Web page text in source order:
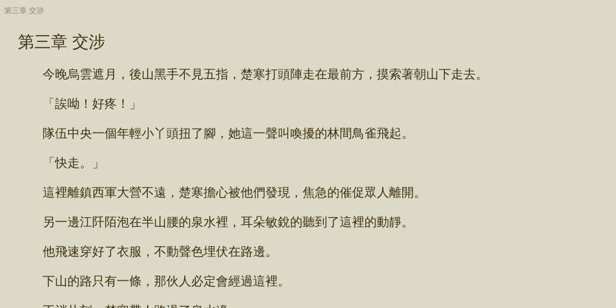
第三章 交涉
第三章 交涉
今晚烏雲遮月，後山黑手不見五指，楚寒打頭陣走在最前方，摸索著朝山下走去。
「誒呦！好疼！」
隊伍中央一個年輕小丫頭扭了腳，她這一聲叫喚擾的林間鳥雀飛起。
「快走。」
這裡離鎮西軍大營不遠，楚寒擔心被他們發現，焦急的催促眾人離開。
另一邊江阡陌泡在半山腰的泉水裡，耳朵敏銳的聽到了這裡的動靜。
他飛速穿好了衣服，不動聲色埋伏在路邊。
下山的路只有一條，那伙人必定會經過這裡。